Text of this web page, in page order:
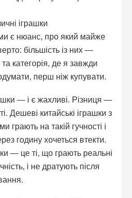
іграшки
є нюанс, про який майже
більшість із них —
категорія, де я завжди
перш ніж купувати.
— і є жахливі. Різниця —
Дешеві китайські іграшки з
грають на такій гучності і
годину хочеться втекти.
— це ті, що грають реальні
і не дратують після